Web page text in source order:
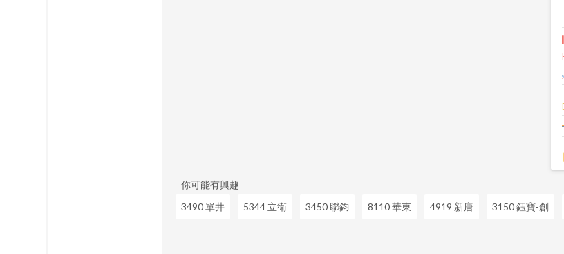
你可能有興趣
3490 單井
5344 立衛 3450 聯鈞 8110 華東 4919 新唐 3150 鈺寶-創